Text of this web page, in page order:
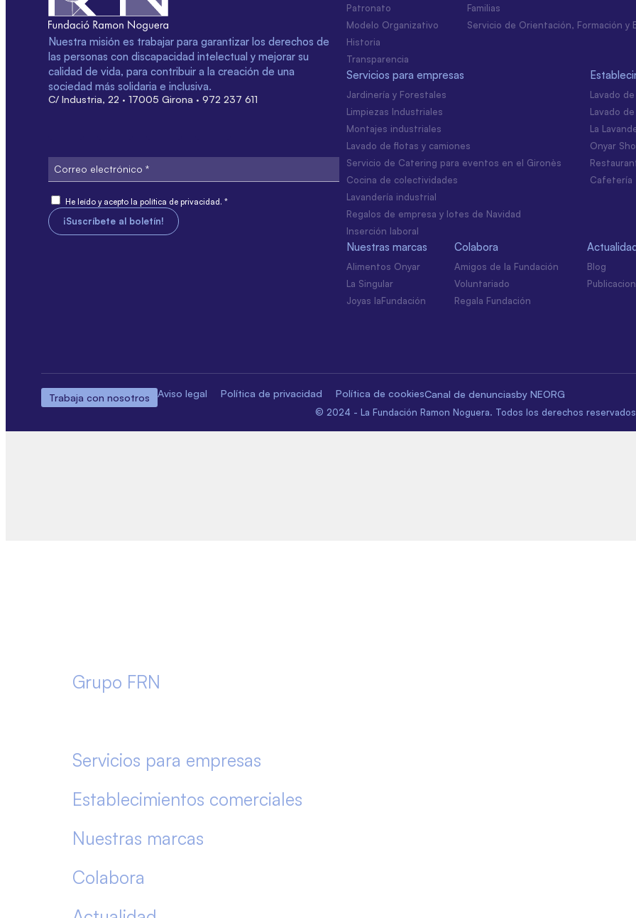
Nuestra misión es trabajar para garantizar los derechos de
las personas con discapacidad intelectual y mejorar su
calidad de vida, para contribuir a la creación de una
sociedad más solidaria e inclusiva.
C/ Industria, 22 · 17005 Girona · 972 237 611
electrónico
Consiente
He leído y acepto la política de privacidad. *
Patronato
Modelo Organizativo
Historia
Transparencia
Familias
Servicio de Orientación, Formación y
Servicios para empresas
Jardinería y Forestales
Limpiezas Industriales
Montajes industriales
Lavado de flotas y camiones
Servicio de Catering para eventos en el Gironès
Cocina de colectividades
Lavandería industrial
Regalos de empresa y lotes de Navidad
Inserción laboral
Lavado
Lavado
La
Onyar
Cafetería
Nuestras marcas
Alimentos Onyar
La Singular
Joyas laFundación
Colabora
Amigos de la Fundación
Voluntariado
Regala Fundación
Blog
Trabaja con nosotros Aviso legal Política de privacidad Política de cookiesCanal de denunciasby NEORG
© 2024 - La Fundación Ramon Noguera. Todos los derechos
Grupo FRN
Servicios para empresas
Establecimientos comerciales
Nuestras marcas
Colabora